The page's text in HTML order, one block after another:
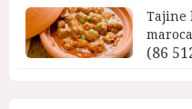
Tajine
(86